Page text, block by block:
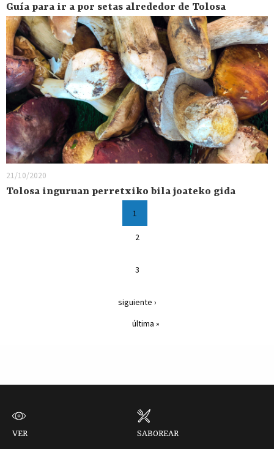
Guía para ir a por setas alrededor de Tolosa
21/10/2020
Tolosa inguruan perretxiko bila joateko gida
1
2
3
siguiente ›
última »
VER SABOREAR